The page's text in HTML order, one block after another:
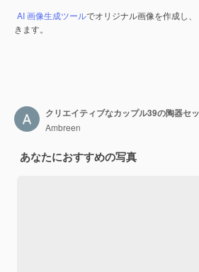
AI 画像生成ツールでオリジナル画像を作成し、
きます。
Ambreen
あなたにおすすめの写真